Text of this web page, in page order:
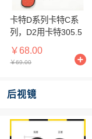
卡特D系列卡特C系
列，D2用卡特305.5
带字母 卡特320B卡
￥68.00
￥69.00
后视镜